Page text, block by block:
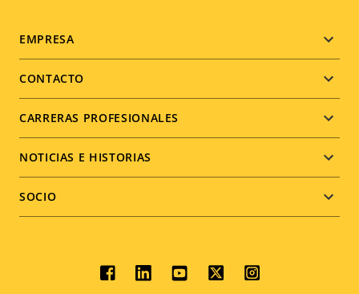
Footer
menu
EMPRESA
CONTACTO
CARRERAS PROFESIONALES
NOTICIAS E HISTORIAS
SOCIO
Social